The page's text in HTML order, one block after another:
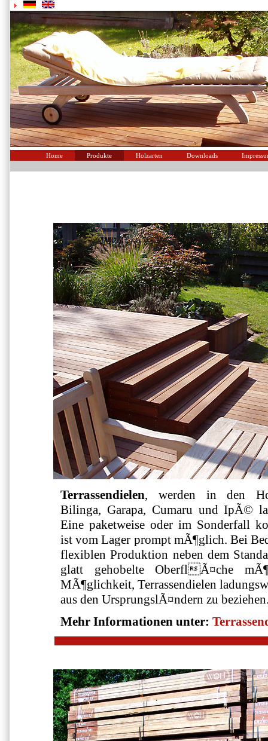
Home Produkte Holzarten Downloads
Terrassendielen, werden in den
Bilinga, Garapa, Cumaru und IpÃ©
Eine paketweise oder im Sonderfall
ist vom Lager prompt mÃ¶glich. Bei
flexiblen Produktion neben dem
glatt gehobelte OberflÃ¤che
MÃ¶glichkeit, Terrassendielen
aus den UrsprungslÃ¤ndern zu
Mehr Informationen unter: